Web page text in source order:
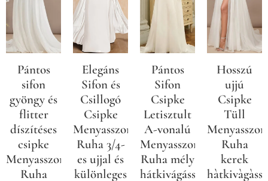
Pántos
sifon
gyöngy és
flitter
díszítéses
csipke
Menyasszonyi
Ruha
Elegáns
Sifon és
Csillogó
Csipke
Menyasszonyi
Ruha 3/4-
es ujjal és
különleges
Pántos
Sifon
Csipke
Letisztult
A-vonalú
Menyasszonyi
Ruha mély
hátkivágással
Hosszú
ujjú
Csipke
Tüll
Ruha
kerek